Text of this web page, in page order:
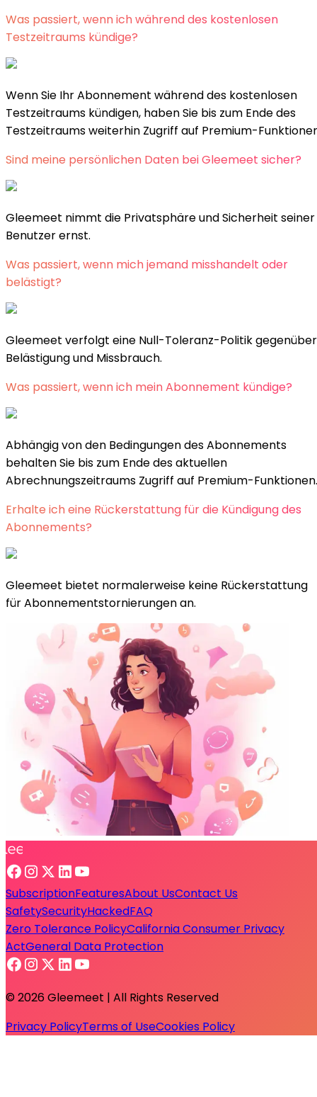
Was passiert, wenn ich während des kostenlosen
Testzeitraums kündige?
Wenn Sie Ihr Abonnement während des kostenlosen
Testzeitraums kündigen, haben Sie bis zum Ende des
Testzeitraums weiterhin Zugriff auf Premium-
Sind meine persönlichen Daten bei Gleemeet sicher?
Gleemeet nimmt die Privatsphäre und Sicherheit seiner
Benutzer ernst.
Was passiert, wenn mich jemand misshandelt oder
belästigt?
Gleemeet verfolgt eine Null-Toleranz-Politik gegenüber
Belästigung und Missbrauch.
Was passiert, wenn ich mein Abonnement kündige?
Abhängig von den Bedingungen des Abonnements
behalten Sie bis zum Ende des aktuellen
Abrechnungszeitraums Zugriff auf Premium-Funktionen.
Erhalte ich eine Rückerstattung für die Kündigung des
Abonnements?
Gleemeet bietet normalerweise keine Rückerstattung
für Abonnementstornierungen an.
SubscriptionFeaturesAbout UsContact Us
SafetySecurityHackedFAQ
Zero Tolerance PolicyCalifornia Consumer Privacy
ActGeneral Data Protection
© 2026 Gleemeet | All Rights Reserved
Privacy PolicyTerms of UseCookies Policy